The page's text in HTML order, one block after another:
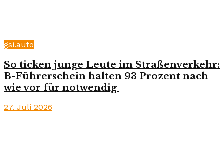
gsi.auto
So ticken junge Leute im Straßenverkehr:
B-Führerschein halten 93 Prozent nach
wie vor für notwendig
27. Juli 2026